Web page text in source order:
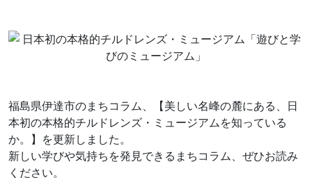
福島県伊達市のまちコラム、【美しい名峰の麓にある、日
本初の本格的チルドレンズ・ミュージアムを知っている
か。】を更新しました。
新しい学びや気持ちを発見できるまちコラム、ぜひお読み
ください。